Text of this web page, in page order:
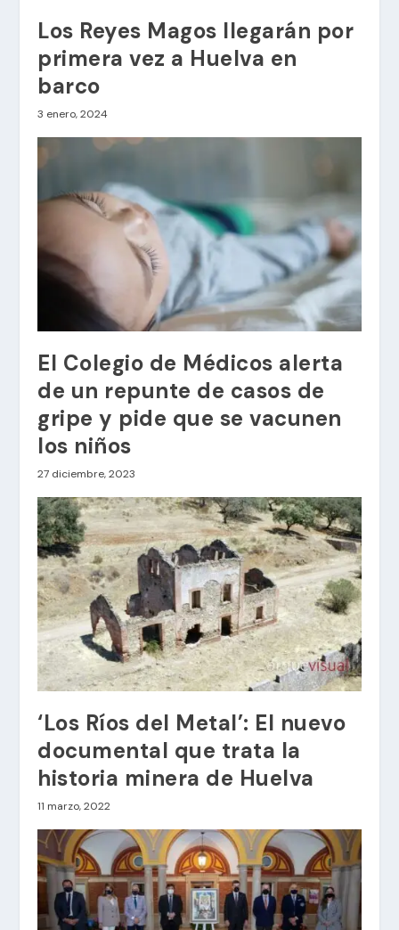
Los Reyes Magos llegarán por
primera vez a Huelva en
barco
3 enero, 2024
El Colegio de Médicos alerta
de un repunte de casos de
gripe y pide que se vacunen
los niños
27 diciembre, 2023
‘Los Ríos del Metal’: El nuevo
documental que trata la
historia minera de Huelva
11 marzo, 2022